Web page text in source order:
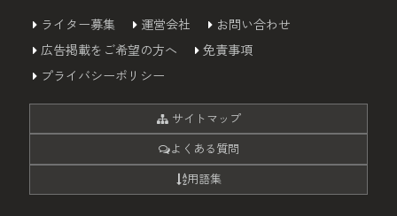
ライター募集 運営会社
お問い合わせ
広告掲載をご希望の方へ
免責事項
プライバシーポリシー
サイトマップ
よくある質問
用語集